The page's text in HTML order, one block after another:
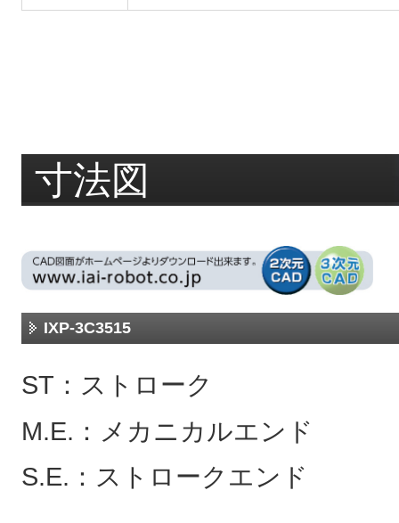
寸法図
IXP-3C3515
ST：ストローク
M.E.：メカニカルエンド
S.E.：ストロークエンド